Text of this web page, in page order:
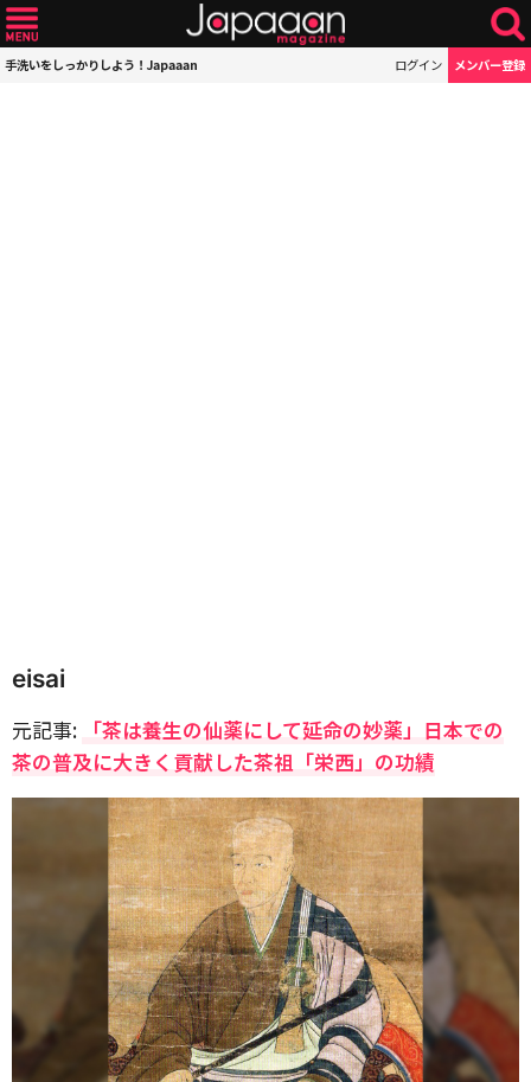
手洗いをしっかりしよう！Japaaan ログイン メンバー登録
eisai
元記事: 「茶は養生の仙薬にして延命の妙薬」日本での
茶の普及に大きく貢献した茶祖「栄西」の功績